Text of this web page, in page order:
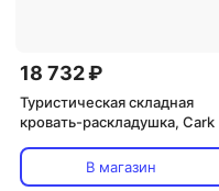
18 732 ₽
Туристическая складная
кровать-раскладушка, Cark
В магазин